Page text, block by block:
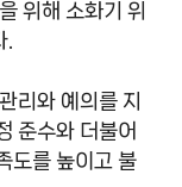
위해 소화기 위
리와 예의를 지
준수와 더불어
도를 높이고 불